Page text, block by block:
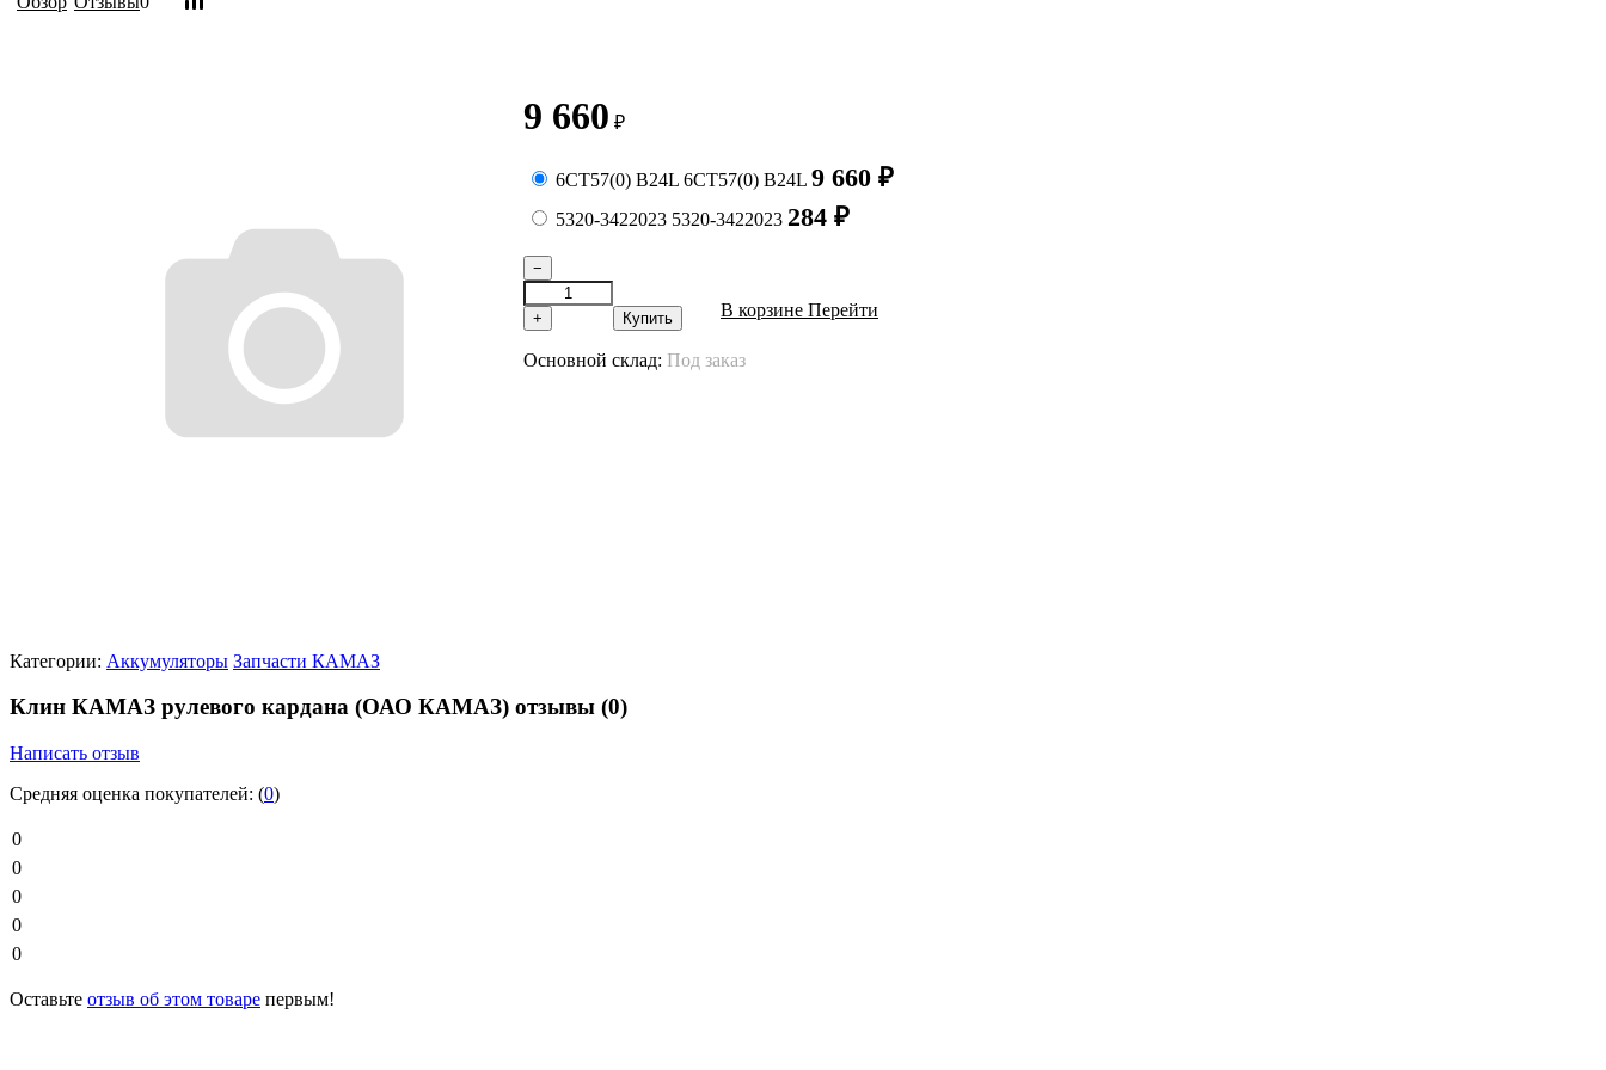
9 660 ₽
6СТ57(0) B24L 6СТ57(0) B24L 9 660 ₽
5320-3422023 5320-3422023 284 ₽
−
+ Купить В корзине Перейти
Основной склад: Под заказ
Категории: Аккумуляторы Запчасти КАМАЗ
Клин КАМАЗ рулевого кардана (ОАО КАМАЗ) отзывы (0)
Написать отзыв
Средняя оценка покупателей: (0)
0
0
0
0
0
Оставьте отзыв об этом товаре первым!